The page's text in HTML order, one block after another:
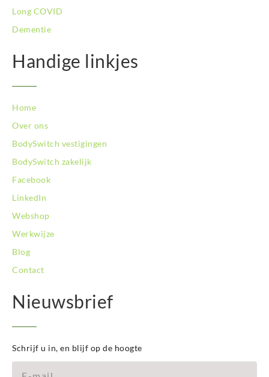
Long COVID
Dementie
Handige linkjes
Home
Over ons
BodySwitch vestigingen
BodySwitch zakelijk
Facebook
LinkedIn
Webshop
Werkwijze
Blog
Contact
Nieuwsbrief
Schrijf u in, en blijf op de hoogte